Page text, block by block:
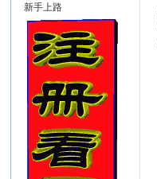
新手上路